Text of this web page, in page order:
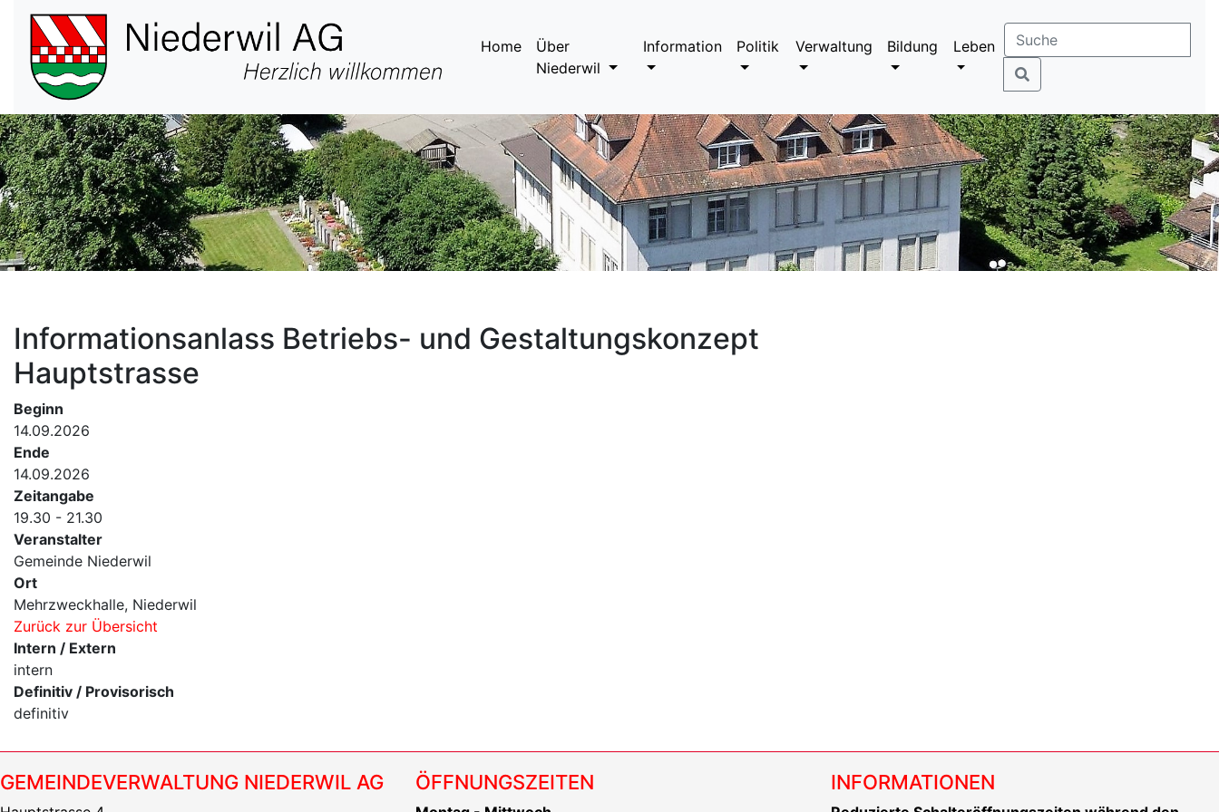
Hauptnavigation
Home
Über
Niederwil
Information Politik Verwaltung Bildung Leben
Informationsanlass Betriebs- und Gestaltungskonzept
Hauptstrasse
Beginn
14.09.2026
Ende
14.09.2026
Zeitangabe
19.30 - 21.30
Veranstalter
Gemeinde Niederwil
Ort
Mehrzweckhalle, Niederwil
Zurück zur Übersicht
Intern / Extern
intern
Definitiv / Provisorisch
definitiv
GEMEINDEVERWALTUNG NIEDERWIL AG ÖFFNUNGSZEITEN INFORMATIONEN